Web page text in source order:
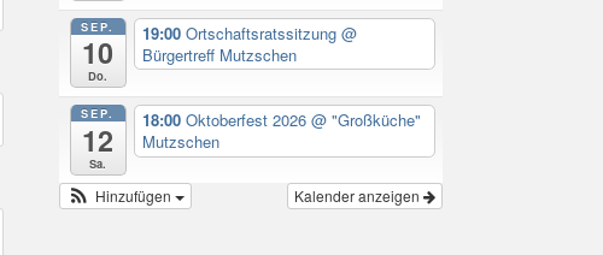
SEP.
10
Do.
19:00 Ortschaftsratssitzung @
Bürgertreff Mutzschen
SEP.
12
Sa.
18:00 Oktoberfest 2026 @ "Großküche"
Mutzschen
Kalender anzeigen
Hinzufügen